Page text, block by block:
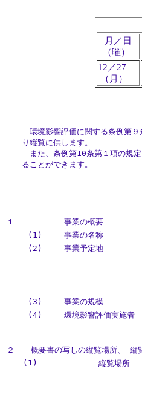
月／日
（曜）
12／27
（月）
環境影響評価に関する条例第９
り縦覧に供します。
また、条例第10条第１項の規定
ることができます。
１
事業の概要
(1)
事業の名称
(2)
事業予定地
(3)
事業の規模
(4)
環境影響評価実施者
２
概要書の写しの縦覧場所、 縦
(1)
縦覧場所